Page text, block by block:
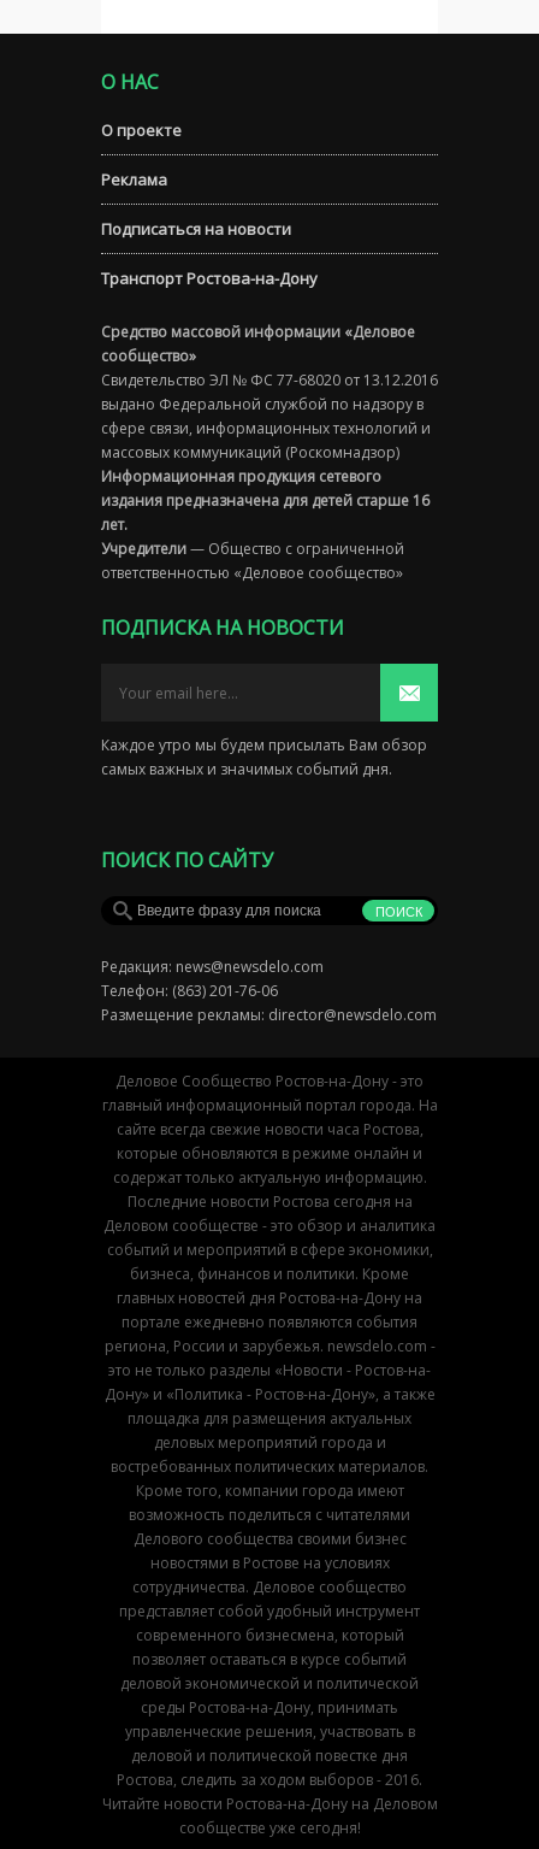
О НАС
О проекте
Реклама
Подписаться на новости
Транспорт Ростова-на-Дону
Средство массовой информации «Деловое
сообщество»
Свидетельство ЭЛ № ФС 77-68020 от 13.12.2016
выдано Федеральной службой по надзору в
сфере связи, информационных технологий и
массовых коммуникаций (Роскомнадзор)
Информационная продукция сетевого
издания предназначена для детей старше 16
лет.
Учредители— Общество с ограниченной
ответственностью «Деловое сообщество»
ПОДПИСКА НА НОВОСТИ
Каждое утро мы будем присылать Вам обзор
самых важных и значимых событий дня.
ПОИСК ПО САЙТУ
Редакция: news@newsdelo.com
Телефон: (863) 201-76-06
Размещение рекламы: director@newsdelo.com
Деловое Сообщество Ростов-на-Дону - это
главный информационный портал города. На
сайте всегда свежие новости часа Ростова,
которые обновляются в режиме онлайн и
содержат только актуальную информацию.
Последние новости Ростова сегодня на
Деловом сообществе - это обзор и аналитика
событий и мероприятий в сфере экономики,
бизнеса, финансов и политики. Кроме
главных новостей дня Ростова-на-Дону на
портале ежедневно появляются события
региона, России и зарубежья. newsdelo.com -
это не только разделы «Новости - Ростов-на-
Дону» и «Политика - Ростов-на-Дону», а также
площадка для размещения актуальных
деловых мероприятий города и
востребованных политических материалов.
Кроме того, компании города имеют
возможность поделиться с читателями
Делового сообщества своими бизнес
новостями в Ростове на условиях
сотрудничества. Деловое сообщество
представляет собой удобный инструмент
современного бизнесмена, который
позволяет оставаться в курсе событий
деловой экономической и политической
среды Ростова-на-Дону, принимать
управленческие решения, участвовать в
деловой и политической повестке дня
Ростова, следить за ходом выборов - 2016.
Читайте новости Ростова-на-Дону на Деловом
сообществе уже сегодня!